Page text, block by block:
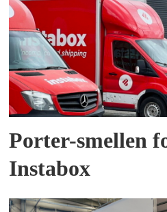
Porter-smellen
Instabox